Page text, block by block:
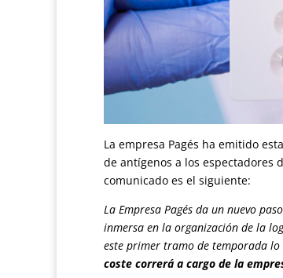
La empresa Pagés ha emitido
de antígenos a los espectadores
comunicado es el siguiente:
La Empresa Pagés da un nuevo
inmersa en la organización de la
este primer tramo de temporada lo
coste correrá a cargo de la